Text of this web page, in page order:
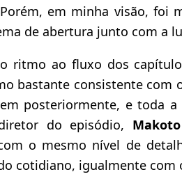
em minha visão, foi
de abertura junto com a
ritmo ao fluxo dos
bastante consistente com
posteriormente, e toda a
do episódio,
o mesmo nível de
cotidiano, igualmente com